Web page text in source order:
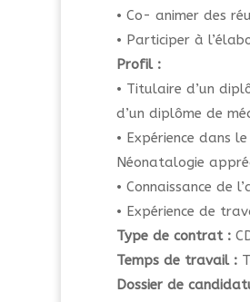
• Co- animer des
• Participer à
Profil :
• Titulaire d’un
d’un diplôme de
• Expérience dans
Néonatalogie
• Connaissance de
• Expérience de
Type de contrat :
Temps de travail :
Dossier de